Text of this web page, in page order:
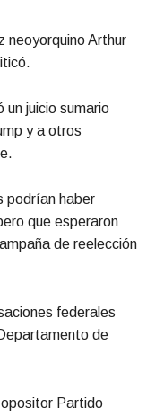
neoyorquino Arthur
un juicio sumario
y a otros
podrían haber
que esperaron
de reelección
federales
de
Partido